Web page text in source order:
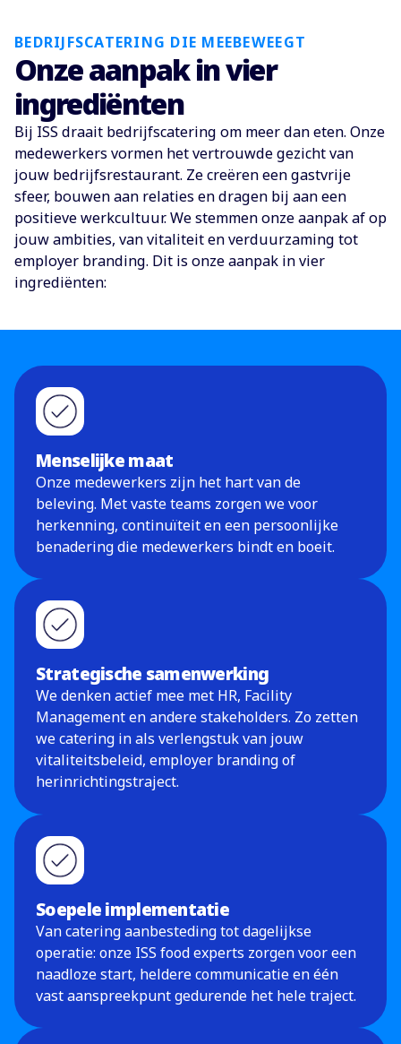
BEDRIJFSCATERING DIE MEEBEWEEGT
Onze aanpak in vier
ingrediënten
Bij ISS draait bedrijfscatering om meer dan eten. Onze
medewerkers vormen het vertrouwde gezicht van
jouw bedrijfsrestaurant. Ze creëren een gastvrije
sfeer, bouwen aan relaties en dragen bij aan een
positieve werkcultuur. We stemmen onze aanpak af op
jouw ambities, van vitaliteit en verduurzaming tot
employer branding. Dit is onze aanpak in vier
ingrediënten:
Menselijke maat
Onze medewerkers zijn het hart van de
beleving. Met vaste teams zorgen we voor
herkenning, continuïteit en een persoonlijke
benadering die medewerkers bindt en boeit.
Strategische samenwerking
We denken actief mee met HR, Facility
Management en andere stakeholders. Zo zetten
we catering in als verlengstuk van jouw
vitaliteitsbeleid, employer branding of
herinrichtingstraject.
Soepele implementatie
Van catering aanbesteding tot dagelijkse
operatie: onze ISS food experts zorgen voor een
naadloze start, heldere communicatie en één
vast aanspreekpunt gedurende het hele traject.